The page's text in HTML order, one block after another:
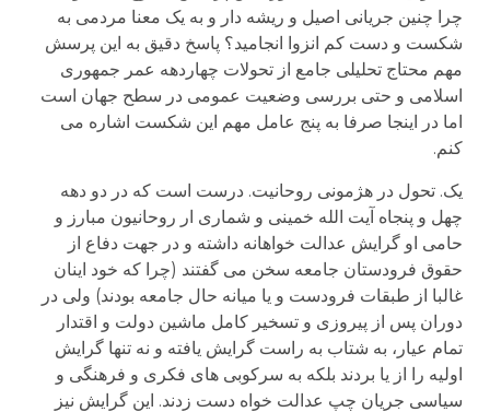
چرا چنین جریانی اصیل و ریشه دار و به یک معنا مردمی به
شکست و دست کم انزوا انجامید؟ پاسخ دقیق به این پرسش
مهم محتاج تحلیلی جامع از تحولات چهاردهه عمر جمهوری
اسلامی و حتی بررسی وضعیت عمومی در سطح جهان است
اما در اینجا صرفا به پنج عامل مهم این شکست اشاره می
کنم.
یک. تحول در هژمونی روحانیت. درست است که در دو دهه
چهل و پنجاه آیت الله خمینی و شماری ار روحانیون مبارز و
حامی او گرایش عدالت خواهانه داشته و در جهت دفاع از
حقوق فرودستان جامعه سخن می گفتند (چرا که خود اینان
غالبا از طبقات فرودست و یا میانه حال جامعه بودند) ولی در
دوران پس از پیروزی و تسخیر کامل ماشین دولت و اقتدار
تمام عیار، به شتاب به راست گرایش یافته و نه تنها گرایش
اولیه را از یا بردند بلکه به سرکوبی های فکری و فرهنگی و
سیاسی جریان چپ عدالت خواه دست زدند. این گرایش نیز